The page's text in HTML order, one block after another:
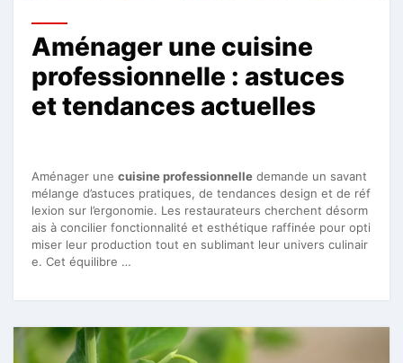
Aménager une cuisine
professionnelle : astuces
et tendances actuelles
Aménager une cuisine professionnelle demande un savant
mélange d’astuces pratiques, de tendances design et de réf
lexion sur l’ergonomie. Les restaurateurs cherchent désorm
ais à concilier fonctionnalité et esthétique raffinée pour opti
miser leur production tout en sublimant leur univers culinair
e. Cet équilibre …